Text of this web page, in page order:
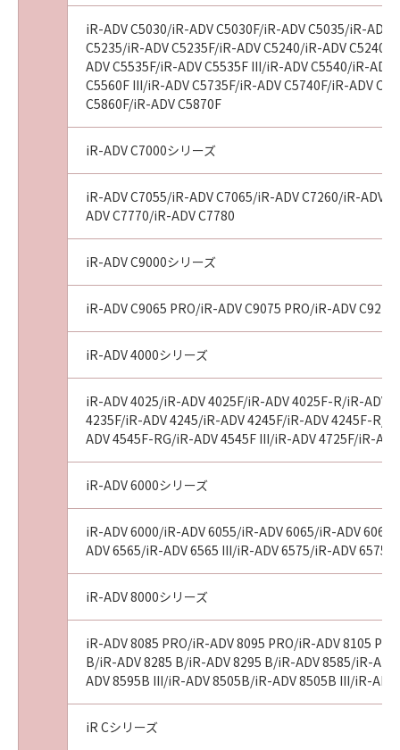
iR-ADV C5030/iR-ADV C5030F/iR-ADV C5035/iR-
C5235/iR-ADV C5235F/iR-ADV C5240/iR-ADV
ADV C5535F/iR-ADV C5535F III/iR-ADV C5540/iR-
C5560F III/iR-ADV C5735F/iR-ADV C5740F/iR-ADV
C5860F/iR-ADV C5870F
iR-ADV C7000シリーズ
iR-ADV C7055/iR-ADV C7065/iR-ADV C7260/iR-ADV
ADV C7770/iR-ADV C7780
iR-ADV C9000シリーズ
iR-ADV C9065 PRO/iR-ADV C9075 PRO/iR-ADV
iR-ADV 4000シリーズ
iR-ADV 4025/iR-ADV 4025F/iR-ADV 4025F-R/iR-ADV
4235F/iR-ADV 4245/iR-ADV 4245F/iR-ADV 4245F-R/
ADV 4545F-RG/iR-ADV 4545F III/iR-ADV 4725F/iR-
iR-ADV 6000シリーズ
iR-ADV 6000/iR-ADV 6055/iR-ADV 6065/iR-ADV
ADV 6565/iR-ADV 6565 III/iR-ADV 6575/iR-ADV 6575
iR-ADV 8000シリーズ
iR-ADV 8085 PRO/iR-ADV 8095 PRO/iR-ADV 8105
B/iR-ADV 8285 B/iR-ADV 8295 B/iR-ADV 8585/iR-
ADV 8595B III/iR-ADV 8505B/iR-ADV 8505B III/iR-
iR Cシリーズ